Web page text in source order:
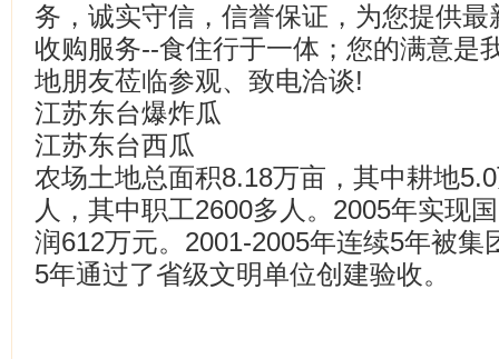
务，诚实守信，信誉保证，为您提供
收购服务--食住行于一体；您的满意是
地朋友莅临参观、致电洽谈!
江苏东台爆炸瓜
江苏东台西瓜
农场土地总面积8.18万亩，其中耕地
人，其中职工2600多人。2005年实现
润612万元。2001-2005年连续5年被集
5年通过了省级文明单位创建验收。